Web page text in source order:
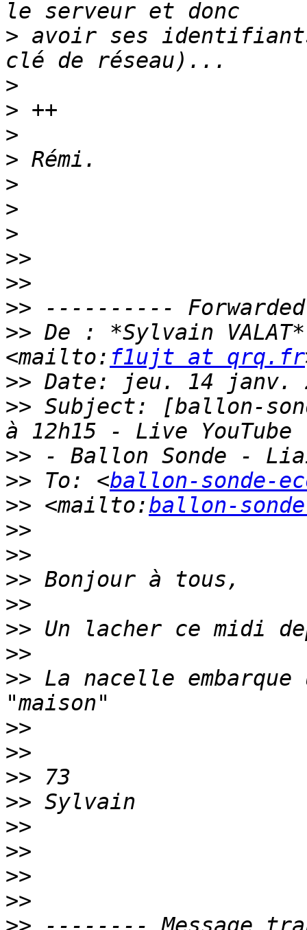
> avoir ses
>
>
>
>
>
>
>
>>
>>
>>
>> De : *Sylvain
<mailto: f1ujt at qrq.fr
>>
>> Subject: [ballon-
>>
>> To: <ballon-sonde-
>> <mailto:ballon-
>>
>>
>>
>>
>>
>>
>> La nacelle embarque
>>
>>
>>
>>
>>
>>
>>
>>